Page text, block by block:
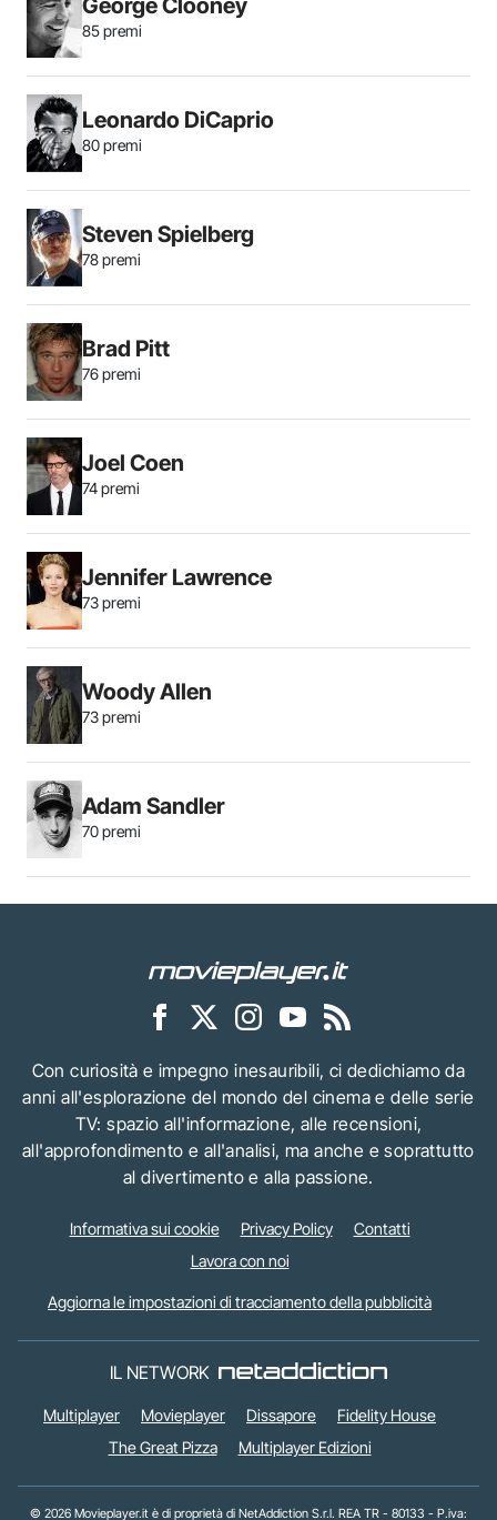
George Clooney
85 premi
Leonardo DiCaprio
80 premi
Steven Spielberg
78 premi
Brad Pitt
76 premi
Joel Coen
74 premi
Jennifer Lawrence
73 premi
Woody Allen
73 premi
Adam Sandler
70 premi
Con curiosità e impegno inesauribili, ci dedichiamo da
anni all'esplorazione del mondo del cinema e delle serie
TV: spazio all'informazione, alle recensioni,
all'approfondimento e all'analisi, ma anche e soprattutto
al divertimento e alla passione.
Informativa sui cookie Privacy Policy
Contatti
Lavora con noi
Aggiorna le impostazioni di tracciamento della pubblicità
IL NETWORK
Multiplayer Movieplayer Dissapore
Fidelity House
The Great Pizza
Multiplayer Edizioni
© 2026 Movieplayer.it è di proprietà di NetAddiction S.r.l. REA TR - 80133 - P.iva: